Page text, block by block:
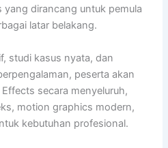
dirancang untuk pemula
latar belakang.
studi kasus nyata, dan
peserta akan
secara menyeluruh,
motion graphics modern,
kebutuhan profesional.